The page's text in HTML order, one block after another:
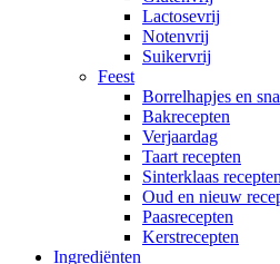
Lactosevrij
Notenvrij
Suikervrij
Feest
Borrelhapjes en
Bakrecepten
Verjaardag
Taart recepten
Sinterklaas recepten
Oud en nieuw
Paasrecepten
Kerstrecepten
Ingrediënten